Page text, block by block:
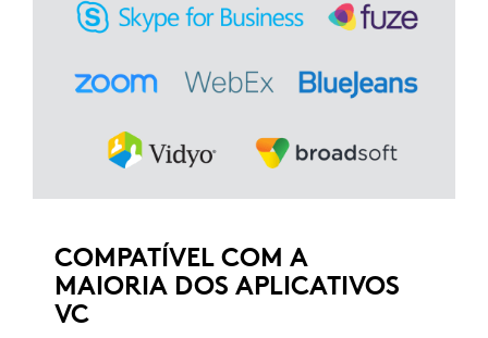
COMPATÍVEL COM A
MAIORIA DOS APLICATIVOS
VC